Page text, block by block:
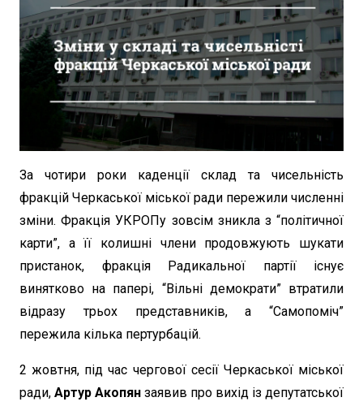
За чотири роки каденції склад та чисельність
фракцій Черкаської міської ради пережили численні
зміни. Фракція УКРОПу зовсім зникла з “політичної
карти”, а її колишні члени продовжують шукати
пристанок, фракція Радикальної партії існує
винятково на папері, “Вільні демократи” втратили
відразу трьох представників, а “Самопоміч”
пережила кілька пертурбацій.
2 жовтня, під час чергової сесії Черкаської міської
ради, Артур Акопян заявив про вихід із депутатської